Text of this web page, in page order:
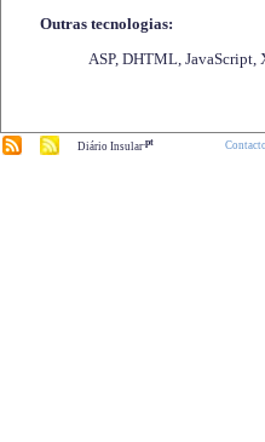
Outras tecnologias:
ASP, DHTML, JavaScript,
Diário Insular.pt